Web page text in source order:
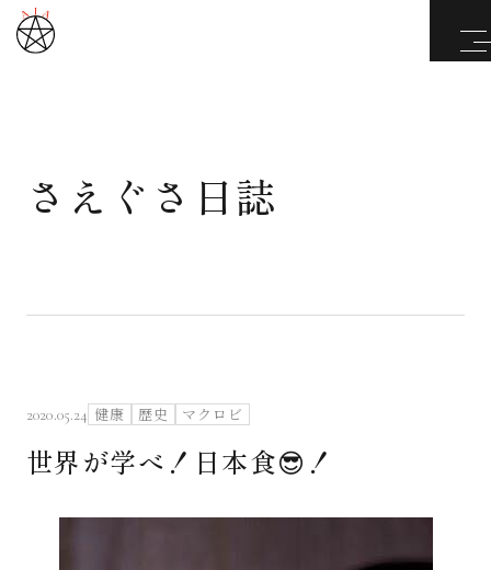
武道と医道
さえぐさ日誌
映像庫
さえぐさ日誌
2020.05.24 健康 歴史 マクロビ
世界が学べ！日本食😎！